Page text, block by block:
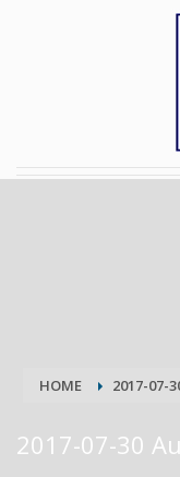
HOME 2017-07-
2017-07-30